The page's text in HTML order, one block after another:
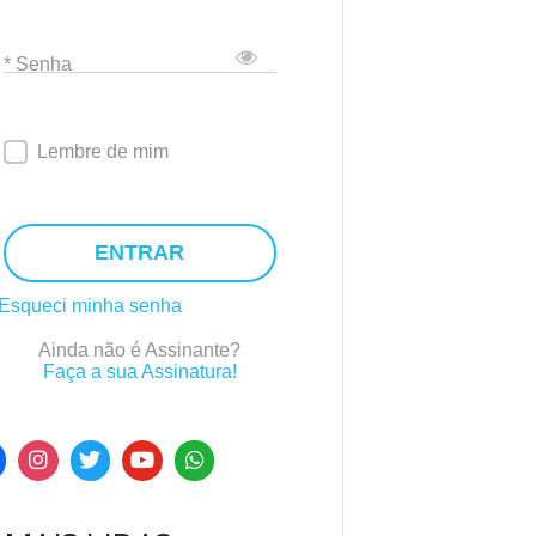
* Senha
Lembre de mim
ENTRAR
Esqueci minha senha
Ainda não é Assinante?
Faça a sua Assinatura!